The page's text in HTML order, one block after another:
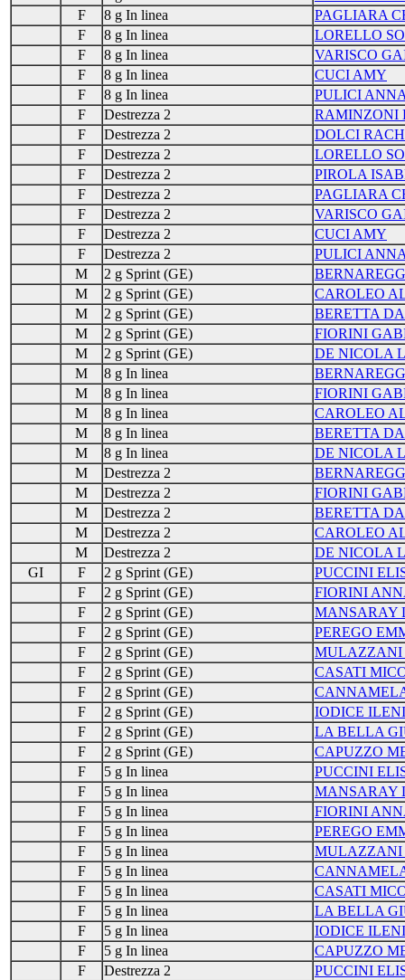
F
8 g In linea
PAGLIARA
F
8 g In linea
LORELLO
F
8 g In linea
VARISCO
F
8 g In linea
CUCI AMY
F
8 g In linea
PULICI
F
Destrezza 2
RAMINZONI
F
Destrezza 2
DOLCI
F
Destrezza 2
LORELLO
F
Destrezza 2
PIROLA
F
Destrezza 2
PAGLIARA
F
Destrezza 2
VARISCO
F
Destrezza 2
CUCI AMY
F
Destrezza 2
PULICI
M
2 g Sprint (GE)
M
2 g Sprint (GE)
CAROLEO
M
2 g Sprint (GE)
BERETTA
M
2 g Sprint (GE)
FIORINI
M
2 g Sprint (GE)
DE NICOLA
M
8 g In linea
M
8 g In linea
FIORINI
M
8 g In linea
CAROLEO
M
8 g In linea
BERETTA
M
8 g In linea
DE NICOLA
M
Destrezza 2
M
Destrezza 2
FIORINI
M
Destrezza 2
BERETTA
M
Destrezza 2
CAROLEO
M
Destrezza 2
DE NICOLA
GI
F 2 g Sprint (GE)
PUCCINI
F
2 g Sprint (GE)
FIORINI
F
2 g Sprint (GE)
MANSARAY
F
2 g Sprint (GE)
PEREGO
F
2 g Sprint (GE)
F
2 g Sprint (GE)
CASATI
F
2 g Sprint (GE)
F
2 g Sprint (GE)
IODICE
F
2 g Sprint (GE)
LA BELLA
F
2 g Sprint (GE)
CAPUZZO
F
5 g In linea
PUCCINI
F
5 g In linea
MANSARAY
F
5 g In linea
FIORINI
F
5 g In linea
PEREGO
F
5 g In linea
F
5 g In linea
F
5 g In linea
CASATI
F
5 g In linea
LA BELLA
F
5 g In linea
IODICE
F
5 g In linea
CAPUZZO
F
Destrezza 2
PUCCINI